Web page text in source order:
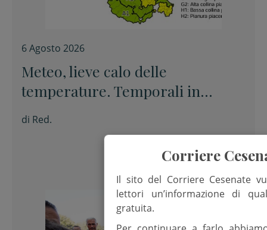
6 Agosto 2026
Meteo, lieve calo delle
temperature. Temporali in
appennino
di Red.
Corriere
Il sito del Corriere Cesenate
lettori un’informazione di
gratuita.